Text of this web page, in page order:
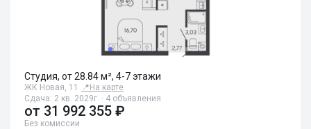
Студия, от 28.84 м², 4-7 этажи
ЖК Новая, 11 📍 На карте
Сдача: 2 кв. 2029г. · 4 объявления
от 31 992 355 ₽
Без комиссии